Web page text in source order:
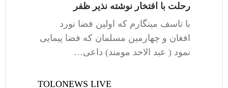
رحلت با افتخار نوشته نذیر ظفر
با تاسف مینگارم که اولین فضا نورد
افغان و چهارمین مسلمان که فضا پیمایی
نمود ( عبد الاحد مومند) داعی…
TOLONEWS LIVE